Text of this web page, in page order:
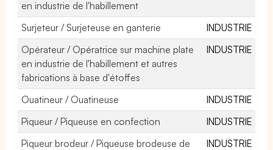
en industrie de l'habillement
Surjeteur / Surjeteuse en ganterie
INDUSTRIE
Opérateur / Opératrice sur machine plate
en industrie de l'habillement et autres
fabrications à base d'étoffes
INDUSTRIE
Ouatineur / Ouatineuse
INDUSTRIE
Piqueur / Piqueuse en confection
INDUSTRIE
Piqueur brodeur / Piqueuse brodeuse de
INDUSTRIE